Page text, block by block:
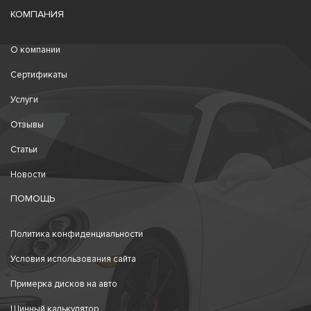
КОМПАНИЯ
О компании
Сертификаты
Услуги
Отзывы
Статьи
Новости
ПОМОЩЬ
Политика конфиденциальности
Условия использования сайта
Примерка дисков на авто